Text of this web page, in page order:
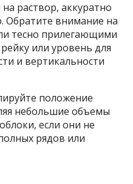
раствор, аккуратно
Обратите внимание на
тесно прилегающими
или уровень для
и вертикальности
положение
небольшие объемы
если они не
рядов или